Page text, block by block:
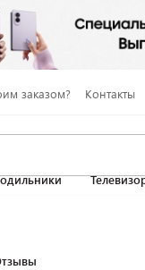
заказом? Контакты